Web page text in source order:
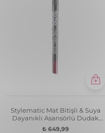
Stylematic Mat Bitişli & Suya
Dayanıklı Asansörlü Dudak
Kalemi
₺ 649,99